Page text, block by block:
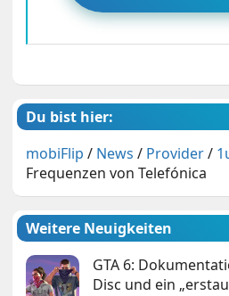
Du bist hier:
mobiFlip / News / Provider/
Frequenzen von Telefónica
Weitere Neuigkeiten
GTA 6:
Disc und ein